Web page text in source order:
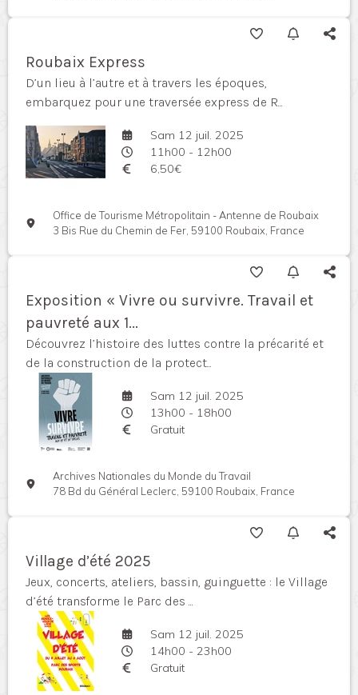
Roubaix Express
D’un lieu à l’autre et à travers les époques,
embarquez pour une traversée express de R...
Sam 12 juil. 2025
11h00 - 12h00
6,50€
Office de Tourisme Métropolitain - Antenne de Roubaix
3 Bis Rue du Chemin de Fer, 59100 Roubaix, France
Exposition « Vivre ou survivre. Travail et
pauvreté aux 1...
Découvrez l’histoire des luttes contre la précarité et
de la construction de la protect...
Sam 12 juil. 2025
13h00 - 18h00
Gratuit
Archives Nationales du Monde du Travail
78 Bd du Général Leclerc, 59100 Roubaix, France
Village d’été 2025
Jeux, concerts, ateliers, bassin, guinguette : le Village
d’été transforme le Parc des ...
Sam 12 juil. 2025
14h00 - 23h00
Gratuit